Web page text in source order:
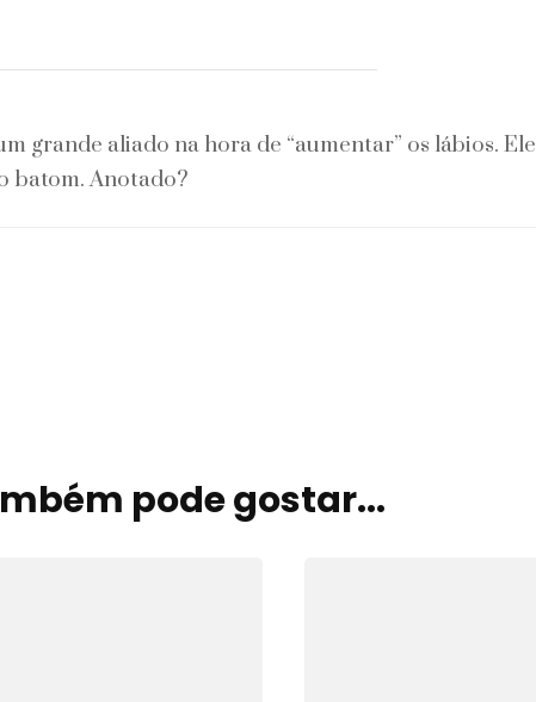
grande aliado na hora de “aumentar” os lábios. Ele
batom. Anotado?
pode gostar...